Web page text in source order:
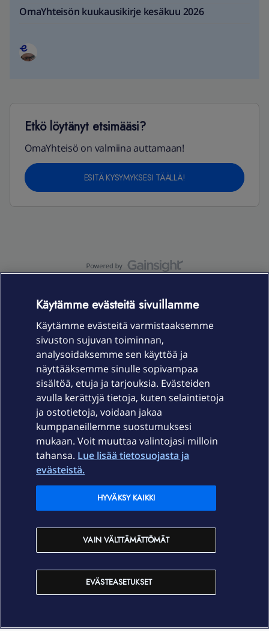
OmaYhteisön kuukausikirje kesäkuu 2026
Etkö löytänyt etsimääsi?
OmaYhteisö on valmiina auttamaan!
ESITÄ KYSYMYKSESI TÄÄLLÄ!
Laitteet & liittymät
Palvelut
Ajankohtaista
Elisa Oyj
In English
Käytämme evästeitä sivuillamme
Käytämme evästeitä varmistaaksemme
sivuston sujuvan toiminnan,
analysoidaksemme sen käyttöä ja
näyttääksemme sinulle sopivampaa
sisältöä, etuja ja tarjouksia. Evästeiden
avulla kerättyjä tietoja, kuten selaintietoja
ja ostotietoja, voidaan jakaa
kumppaneillemme suostumuksesi
mukaan. Voit muuttaa valintojasi milloin
tahansa. Lue lisää tietosuojasta ja
evästeistä.
EVÄSTEASETUKSET
VAIN VÄLTTÄMÄTTÖMÄT
HYVÄKSY KAIKKI